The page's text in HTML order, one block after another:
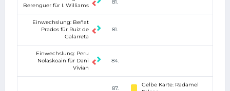
Berenguer für I. Williams
81.
Einwechslung: Beñat
Prados für Ruíz de
Galarreta
81.
Einwechslung: Peru
Nolaskoain für Dani
Vivian
84.
87.
Gelbe Karte: Radamel